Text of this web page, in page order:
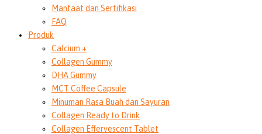
Manfaat dan Sertifikasi
FAQ
Produk
Calcium +
Collagen Gummy
DHA Gummy
MCT Coffee Capsule
Minuman Rasa Buah dan Sayuran
Collagen Ready to Drink
Collagen Effervescent Tablet